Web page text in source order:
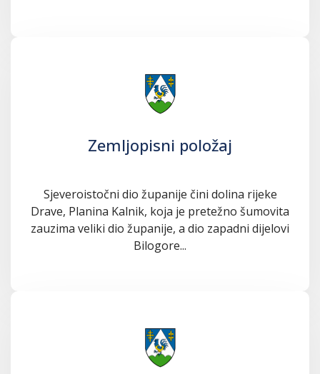
Zemljopisni položaj
Sjeveroistočni dio županije čini dolina rijeke
Drave, Planina Kalnik, koja je pretežno šumovita
zauzima veliki dio županije, a dio zapadni dijelovi
Bilogore...